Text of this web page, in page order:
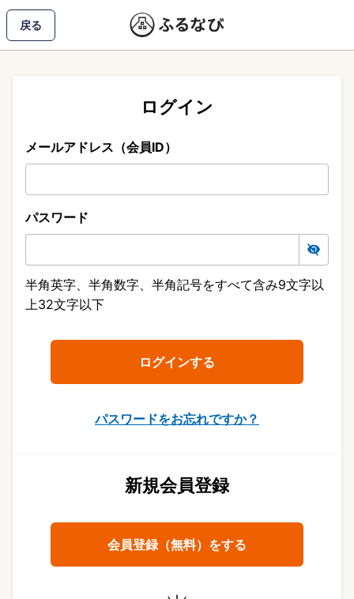
戻る
ログイン
メールアドレス（会員ID）
パスワード
半角英字、半角数字、半角記号をすべて含み9文字以
上32文字以下
パスワードをお忘れですか？
新規会員登録
会員登録（無料）をする